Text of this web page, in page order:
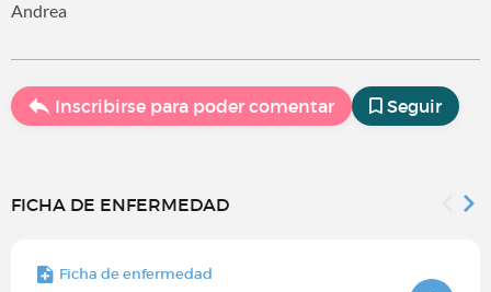
Andrea
Inscribirse para poder comentar Seguir
FICHA DE ENFERMEDAD
Ficha de enfermedad